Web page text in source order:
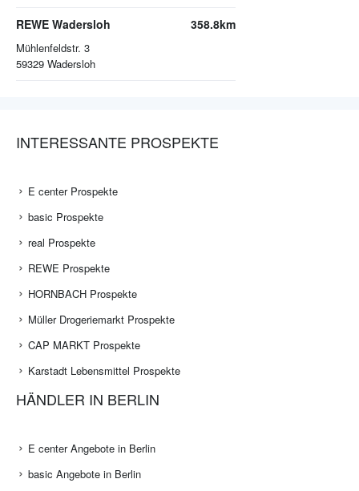
REWE Wadersloh
Mühlenfeldstr. 3
59329 Wadersloh
358.8km
INTERESSANTE PROSPEKTE
E center Prospekte
basic Prospekte
real Prospekte
REWE Prospekte
HORNBACH Prospekte
Müller Drogeriemarkt Prospekte
CAP MARKT Prospekte
Karstadt Lebensmittel Prospekte
HÄNDLER IN BERLIN
E center Angebote in Berlin
basic Angebote in Berlin